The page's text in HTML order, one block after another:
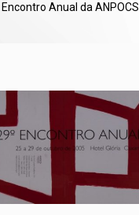
Encontro Anual da ANPOCS